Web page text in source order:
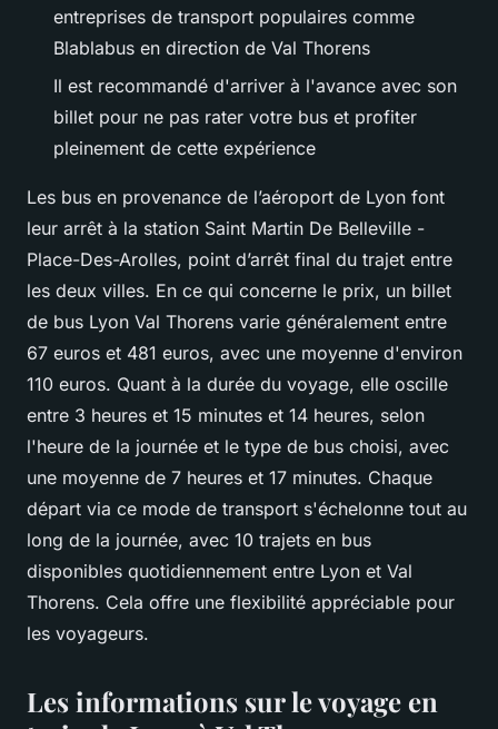
entreprises de transport populaires comme
Blablabus en direction de Val Thorens
Il est recommandé d'arriver à l'avance avec son
billet pour ne pas rater votre bus et profiter
pleinement de cette expérience
Les bus en provenance de l’aéroport de Lyon font
leur arrêt à la station Saint Martin De Belleville -
Place-Des-Arolles, point d’arrêt final du trajet entre
les deux villes. En ce qui concerne le prix, un billet
de bus Lyon Val Thorens varie généralement entre
67 euros et 481 euros, avec une moyenne d'environ
110 euros. Quant à la durée du voyage, elle oscille
entre 3 heures et 15 minutes et 14 heures, selon
l'heure de la journée et le type de bus choisi, avec
une moyenne de 7 heures et 17 minutes. Chaque
départ via ce mode de transport s'échelonne tout au
long de la journée, avec 10 trajets en bus
disponibles quotidiennement entre Lyon et Val
Thorens. Cela offre une flexibilité appréciable pour
les voyageurs.
Les informations sur le voyage en